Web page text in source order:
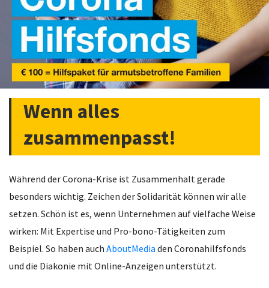
Wenn alles
zusammenpasst!
Während der Corona-Krise ist Zusammenhalt gerade
besonders wichtig. Zeichen der Solidarität können wir alle
setzen. Schön ist es, wenn Unternehmen auf vielfache Weise
wirken: Mit Expertise und Pro-bono-Tätigkeiten zum
Beispiel. So haben auch AboutMedia den Coronahilfsfonds
und die Diakonie mit Online-Anzeigen unterstützt.